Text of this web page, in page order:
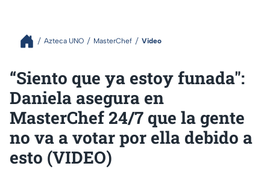
Azteca UNO MasterChef Video
“Siento que ya estoy funada":
Daniela asegura en
MasterChef 24/7 que la gente
no va a votar por ella debido a
esto (VIDEO)